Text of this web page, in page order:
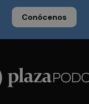
Conócenos